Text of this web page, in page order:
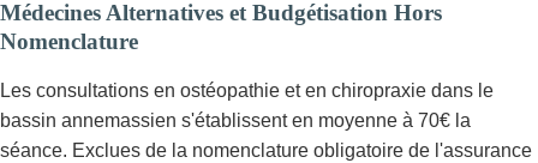
Médecines Alternatives et Budgétisation Hors
Nomenclature
Les consultations en ostéopathie et en chiropraxie dans le
bassin annemassien s'établissent en moyenne à 70€ la
séance. Exclues de la nomenclature obligatoire de l'assurance